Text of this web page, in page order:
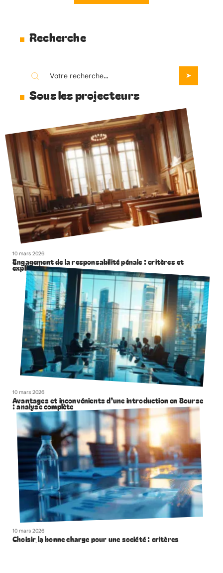
Recherche
Sous les projecteurs
10 mars 2026
Engagement de la responsabilité pénale : critères et
explications
10 mars 2026
Avantages et inconvénients d’une introduction en Bourse
: analyse complète
10 mars 2026
Choisir la bonne charge pour une société : critères
essentiels